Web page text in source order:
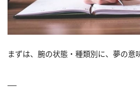
まずは、腕の状態・種類別に、夢の意